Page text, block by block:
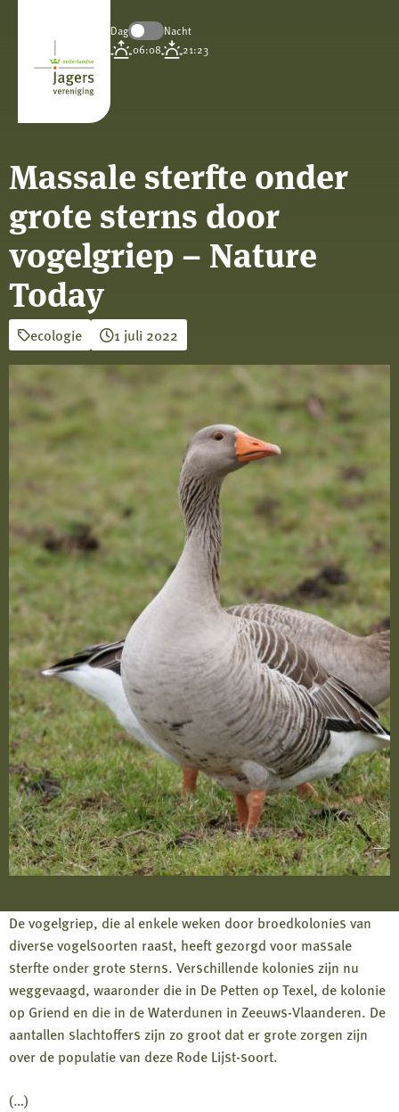
Koninklijke
Nederlandse
Jagersvereniging
Dag
Nacht
06:08
21:23
Massale sterfte onder
grote sterns door
vogelgriep – Nature
Today
ecologie 1 juli 2022
De vogelgriep, die al enkele weken door broedkolonies van
diverse vogelsoorten raast, heeft gezorgd voor massale
sterfte onder grote sterns. Verschillende kolonies zijn nu
weggevaagd, waaronder die in De Petten op Texel, de kolonie
op Griend en die in de Waterdunen in Zeeuws-Vlaanderen. De
aantallen slachtoffers zijn zo groot dat er grote zorgen zijn
over de populatie van deze Rode Lijst-soort.
(…)